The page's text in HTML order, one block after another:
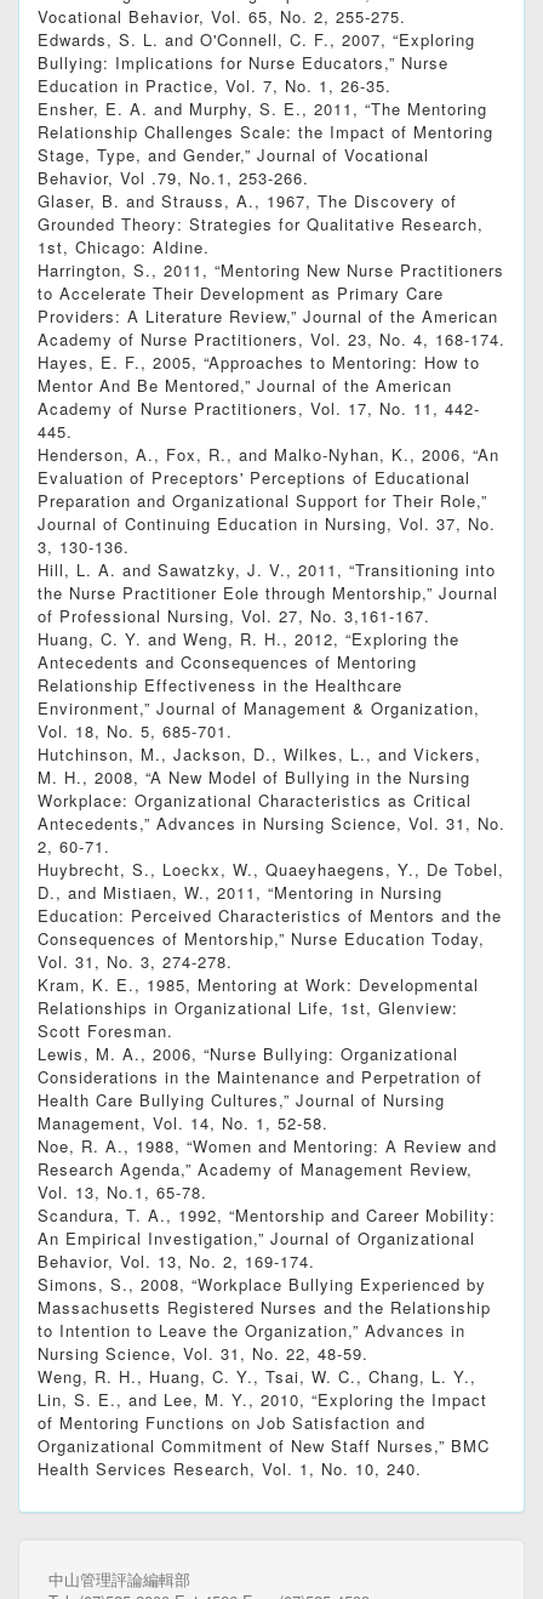
Vocational Behavior, Vol. 65, No. 2, 255-275.
Edwards, S. L. and O'Connell, C. F., 2007, “Exploring
Bullying: Implications for Nurse Educators,” Nurse
Education in Practice, Vol. 7, No. 1, 26-35.
Ensher, E. A. and Murphy, S. E., 2011, “The Mentoring
Relationship Challenges Scale: the Impact of Mentoring
Stage, Type, and Gender,” Journal of Vocational
Behavior, Vol .79, No.1, 253-266.
Glaser, B. and Strauss, A., 1967, The Discovery of
Grounded Theory: Strategies for Qualitative Research,
1st, Chicago: Aldine.
Harrington, S., 2011, “Mentoring New Nurse Practitioners
to Accelerate Their Development as Primary Care
Providers: A Literature Review,” Journal of the American
Academy of Nurse Practitioners, Vol. 23, No. 4, 168-174.
Hayes, E. F., 2005, “Approaches to Mentoring: How to
Mentor And Be Mentored,” Journal of the American
Academy of Nurse Practitioners, Vol. 17, No. 11, 442-
445.
Henderson, A., Fox, R., and Malko-Nyhan, K., 2006, “An
Evaluation of Preceptors' Perceptions of Educational
Preparation and Organizational Support for Their Role,”
Journal of Continuing Education in Nursing, Vol. 37, No.
3, 130-136.
Hill, L. A. and Sawatzky, J. V., 2011, “Transitioning into
the Nurse Practitioner Eole through Mentorship,” Journal
of Professional Nursing, Vol. 27, No. 3,161-167.
Huang, C. Y. and Weng, R. H., 2012, “Exploring the
Antecedents and Cconsequences of Mentoring
Relationship Effectiveness in the Healthcare
Environment,” Journal of Management & Organization,
Vol. 18, No. 5, 685-701.
Hutchinson, M., Jackson, D., Wilkes, L., and Vickers,
M. H., 2008, “A New Model of Bullying in the Nursing
Workplace: Organizational Characteristics as Critical
Antecedents,” Advances in Nursing Science, Vol. 31, No.
2, 60-71.
Huybrecht, S., Loeckx, W., Quaeyhaegens, Y., De Tobel,
D., and Mistiaen, W., 2011, “Mentoring in Nursing
Education: Perceived Characteristics of Mentors and the
Consequences of Mentorship,” Nurse Education Today,
Vol. 31, No. 3, 274-278.
Kram, K. E., 1985, Mentoring at Work: Developmental
Relationships in Organizational Life, 1st, Glenview:
Scott Foresman.
Lewis, M. A., 2006, “Nurse Bullying: Organizational
Considerations in the Maintenance and Perpetration of
Health Care Bullying Cultures,” Journal of Nursing
Management, Vol. 14, No. 1, 52-58.
Noe, R. A., 1988, “Women and Mentoring: A Review and
Research Agenda,” Academy of Management Review,
Vol. 13, No.1, 65-78.
Scandura, T. A., 1992, “Mentorship and Career Mobility:
An Empirical Investigation,” Journal of Organizational
Behavior, Vol. 13, No. 2, 169-174.
Simons, S., 2008, “Workplace Bullying Experienced by
Massachusetts Registered Nurses and the Relationship
to Intention to Leave the Organization,” Advances in
Nursing Science, Vol. 31, No. 22, 48-59.
Weng, R. H., Huang, C. Y., Tsai, W. C., Chang, L. Y.,
Lin, S. E., and Lee, M. Y., 2010, “Exploring the Impact
of Mentoring Functions on Job Satisfaction and
Organizational Commitment of New Staff Nurses,” BMC
Health Services Research, Vol. 1, No. 10, 240.
中山管理評論編輯部